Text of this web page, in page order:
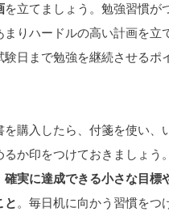
を立てましょう。勉強習慣が
りハードルの高い計画を立
験日まで勉強を継続させるポ
を購入したら、付箋を使い、
か印をつけておきましょう。
実に達成できる小さな目標
と。毎日机に向かう習慣をつ